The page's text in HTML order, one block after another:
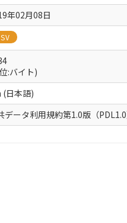
年02月08日
:バイト)
(日本語)
データ利用規約第1.0版（